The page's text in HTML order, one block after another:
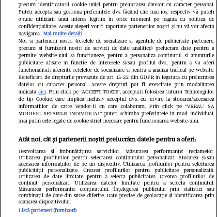
complet porțile timp de trei luni.
Milioane de pasageri, afectați
Un vecin instruit poate salva
o viață. Vezi despre ce e
vorba
Intră în
IKEA
precum identificatorii cookie unici pentru prelucrarea datelor cu caracter personal.
Puteți accepta sau gestiona preferințele dvs. făcând clic mai jos, respectiv vă puteți
opune utilizării unui interes legitim în orice moment pe pagina cu politica de
confidențialitate. Aceste alegeri vor fi raportate partenerilor noștri și nu vă vor afecta
navigarea. Mai multe detalii
Noi si partenerii nostri (retelele de socializare si agentiile de publicitate partenere,
precum si furnizorii nostri de servicii de date analitice) prelucram date pentru a
permite website-ului sa functioneze, pentru a personaliza continutul si anunturile
publicitare afisate in functie de interesele si/sau profilul dvs., pentru a va oferi
functionalitati aferente retelelor de socializare si pentru a analiza traficul pe website.
Beneficiati de drepturile prevazute de art. 15-22 din GDPR in legatura cu prelucrarea
datelor cu caracter personal. Aceste drepturi pot fi exercitate prin modalitatea
indicataaici. Prin click pe “ACCEPT TOATE”, acceptati folosirea tuturor Tehnologiilor
de tip Cookie, care implica inclusiv acceptul dvs. cu privire la stocarea/accesarea
informatiilor de catre Vendor-ii cu care colaboram. Prin click pe “VREAU SA
MODIFIC SETARILE INDIVIDUAL” puteti schimba preferintele in mod individual,
mai putin cele legate de cookie strict necesare pentru functionarea website-ului.
Atât noi, cât și partenerii noștri prelucrăm datele pentru a oferi:
Dezvoltarea și îmbunătățirea serviciilor. Măsurarea performanței reclamelor.
Utilizarea profilurilor pentru selectarea conținutului personalizat. Stocarea și/sau
accesarea informațiilor de pe un dispozitiv. Utilizarea profilurilor pentru selectarea
publicității personalizate. Crearea profilurilor pentru publicitate personalizată.
Utilizarea de date limitate pentru a selecta publicitatea. Crearea profilurilor de
conținut personalizat. Utilizarea datelor limitate pentru a selecta conținutul.
Măsurarea performanței conținutului. Înțelegerea publicului prin statistici sau
combinații de date din surse diferite. Date precise de geolocație și identificarea prin
scanarea dispozitivului.
Listă parteneri (furnizori)